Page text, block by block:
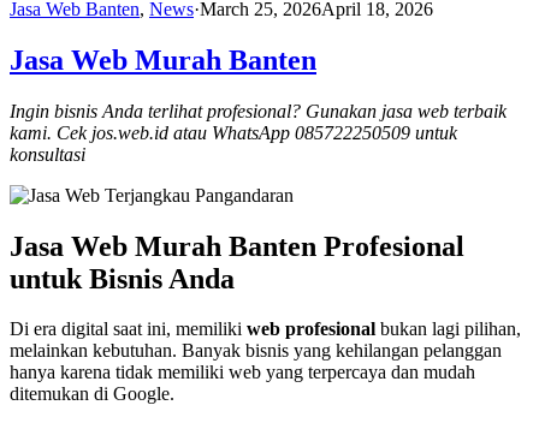
Jasa Web Banten, News·March 25, 2026April 18, 2026
Jasa Web Murah Banten
Ingin bisnis Anda terlihat profesional? Gunakan jasa web terbaik
kami. Cek jos.web.id atau WhatsApp 085722250509 untuk
konsultasi
Jasa Web Murah Banten Profesional
untuk Bisnis Anda
Di era digital saat ini, memiliki web profesional bukan lagi pilihan,
melainkan kebutuhan. Banyak bisnis yang kehilangan pelanggan
hanya karena tidak memiliki web yang terpercaya dan mudah
ditemukan di Google.